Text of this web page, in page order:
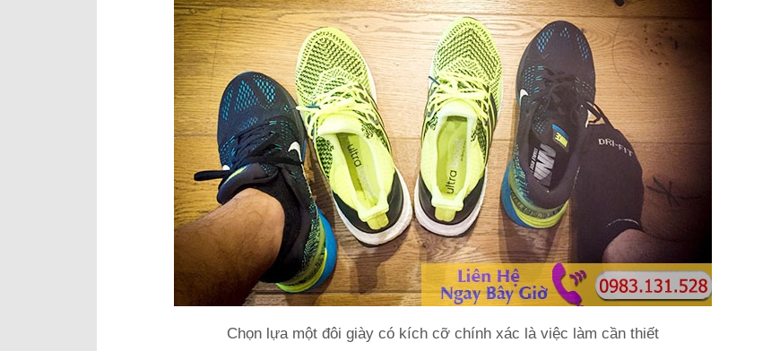
Chọn lựa một đôi giày có kích cỡ chính xác là việc làm cần thiết